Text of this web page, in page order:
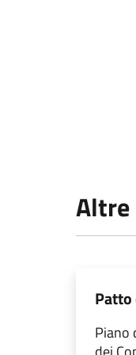
Altre
Patto
Piano